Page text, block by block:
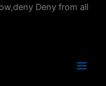
Deny from allVai